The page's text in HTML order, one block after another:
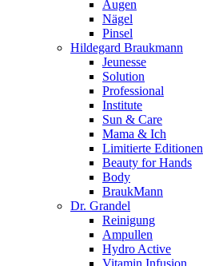
Augen
Nägel
Pinsel
Hildegard Braukmann
Jeunesse
Solution
Professional
Institute
Sun & Care
Mama & Ich
Limitierte Editionen
Beauty for Hands
Body
BraukMann
Dr. Grandel
Reinigung
Ampullen
Hydro Active
Vitamin Infusion